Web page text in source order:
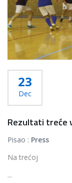
23
Dec
Rezultati treće
Pisao : Press
Na trećoj
...